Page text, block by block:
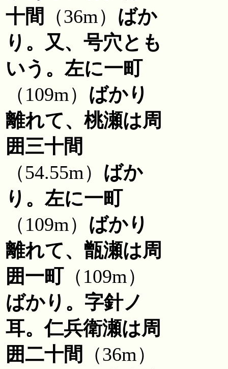
十間
（36m） ばか
り。又、号穴とも
いう。左に一町
（109m） ばかり
離れて、桃瀬は周
囲三十間
（54.55m） ばか
り。左に一町
（109m） ばかり
離れて、甑瀬は周
囲一町（109m）
ばかり。字針ノ
耳。仁兵衛瀬は周
囲二十間
（36m）